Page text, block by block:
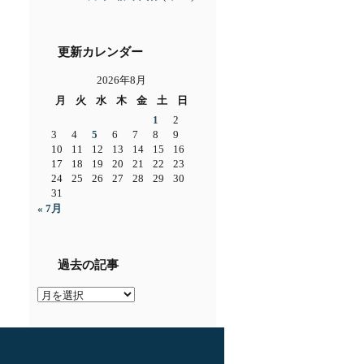
更新カレンダー
2026年8月
月
火 水 木 金 土
日
1
2
3
4 5 6 7 8
9
10
11 12 13 14 15
16
17
18 19 20 21 22
23
24
25 26 27 28 29
30
31
« 7月
過去の記事
過